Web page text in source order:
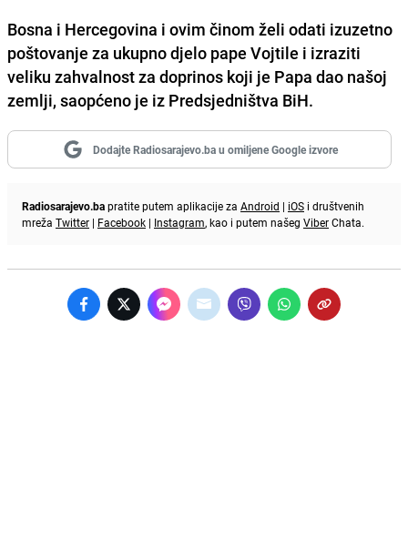
Bosna i Hercegovina i ovim činom želi odati izuzetno
poštovanje za ukupno djelo pape Vojtile i izraziti
veliku zahvalnost za doprinos koji je Papa dao našoj
zemlji, saopćeno je iz Predsjedništva BiH.
Dodajte Radiosarajevo.ba u omiljene Google izvore
Radiosarajevo.bapratite putem aplikacije za Android | iOS i društvenih
mreža Twitter | Facebook | Instagram, kao i putem našeg ViberChata.